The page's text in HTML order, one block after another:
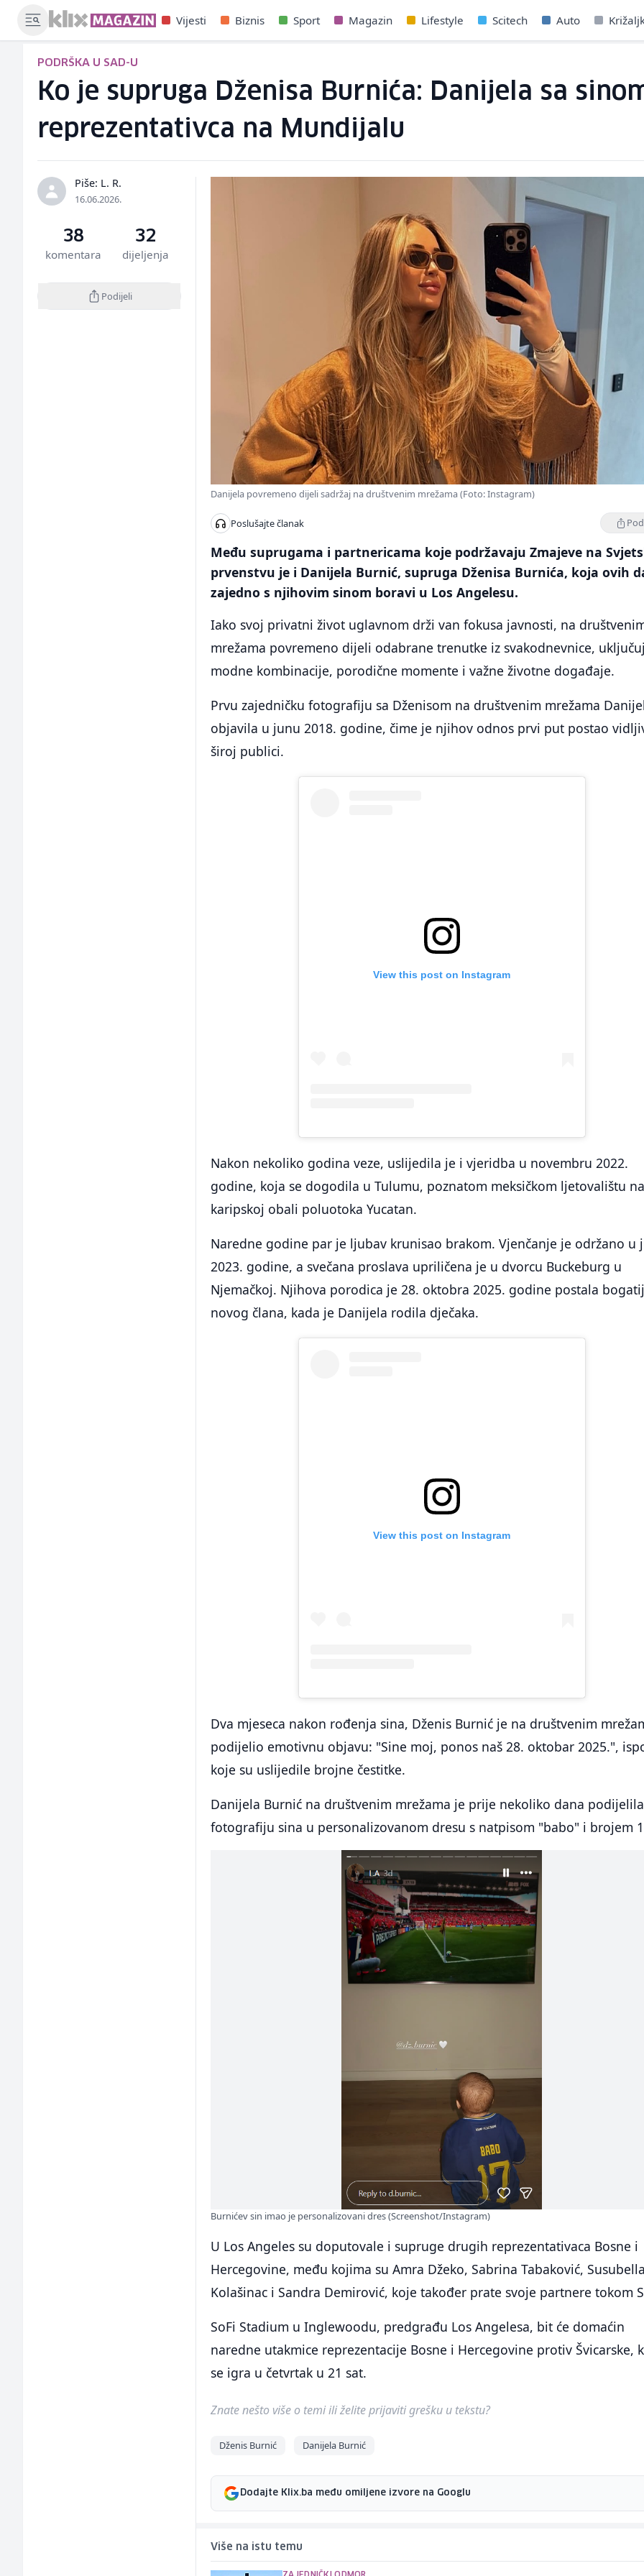
Vijesti Biznis Sport Magazin Lifestyle Scitech Auto
PODRŠKA U SAD-U
Ko je supruga Dženisa Burnića: Danijela sa
reprezentativca na Mundijalu
Piše: L. R.
16.06.2026.
38
komentara
32
dijeljenja
Podijeli
Danijela povremeno dijeli sadržaj na društvenim mrežama (Foto: Instagram)
Poslušajte članak
Među suprugama i partnericama koje podržavaju Zmajeve na
prvenstvu je i Danijela Burnić, supruga Dženisa Burnića, koja ovih
zajedno s njihovim sinom boravi u Los Angelesu.
Iako svoj privatni život uglavnom drži van fokusa javnosti, na
mrežama povremeno dijeli odabrane trenutke iz svakodnevnice,
modne kombinacije, porodične momente i važne životne događaje.
Prvu zajedničku fotografiju sa Dženisom na društvenim mrežama
objavila u junu 2018. godine, čime je njihov odnos prvi put postao
široj publici.
View this post on Instagram
Nakon nekoliko godina veze, uslijedila je i vjeridba u novembru 2022.
godine, koja se dogodila u Tulumu, poznatom meksičkom ljetovalištu na
karipskoj obali poluotoka Yucatan.
Naredne godine par je ljubav krunisao brakom. Vjenčanje je održano u
2023. godine, a svečana proslava upriličena je u dvorcu Buckeburg u
Njemačkoj. Njihova porodica je 28. oktobra 2025. godine postala
novog člana, kada je Danijela rodila dječaka.
View this post on Instagram
Dva mjeseca nakon rođenja sina, Dženis Burnić je na društvenim
podijelio emotivnu objavu: "Sine moj, ponos naš 28. oktobar 2025.",
koje su uslijedile brojne čestitke.
Danijela Burnić na društvenim mrežama je prije nekoliko dana
fotografiju sina u personalizovanom dresu s natpisom "babo" i brojem
Burnićev sin imao je personalizovani dres (Screenshot/Instagram)
U Los Angeles su doputovale i supruge drugih reprezentativaca Bosne i
Hercegovine, među kojima su Amra Džeko, Sabrina Tabaković, Susubella
Kolašinac i Sandra Demirović, koje također prate svoje partnere tokom
SoFi Stadium u Inglewoodu, predgrađu Los Angelesa, bit će domaćin
naredne utakmice reprezentacije Bosne i Hercegovine protiv Švicarske,
se igra u četvrtak u 21 sat.
Znate nešto više o temi ili želite prijaviti grešku u tekstu?
Dženis Burnić Danijela Burnić
Dodajte Klix.ba među omiljene izvore na Googlu
Više na istu temu